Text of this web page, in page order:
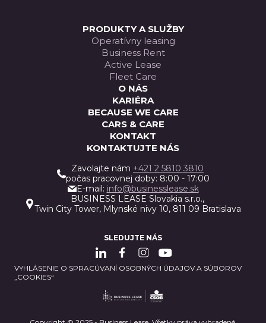
PRODUKTY A SLUŽBY
Operatívny leasing
Business Rent
Active Lease
Fleet Care
O NÁS
KARIÉRA
BECAUSE WE CARE
CARS & CARE
KONTAKT
KONTAKTUJTE NÁS
Zavolajte nám +421 2 5810 3810
počas pracovnej doby: 8:00 - 17:00
E-mail: info@businesslease.sk
BUSINESS LEASE Slovakia s.r.o.,
Twin City Tower, Mlynské nivy 10, 811 09 Bratislava
SLEDUJTE NÁS
VYHLÁSENIE O SPRACÚVANÍ OSOBNÝCH ÚDAJOV A SÚBOROV
„COOKIES“